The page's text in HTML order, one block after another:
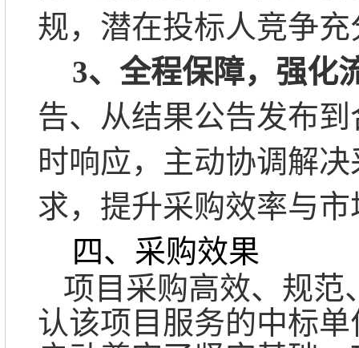
规，潜在投标人竞争充
3、全程保障，强化
告、从结果公告发布
时响应，主动协调解
求，提升采购效率与
四、采购效果
项目采购高效、规范
认该项目服务的中标